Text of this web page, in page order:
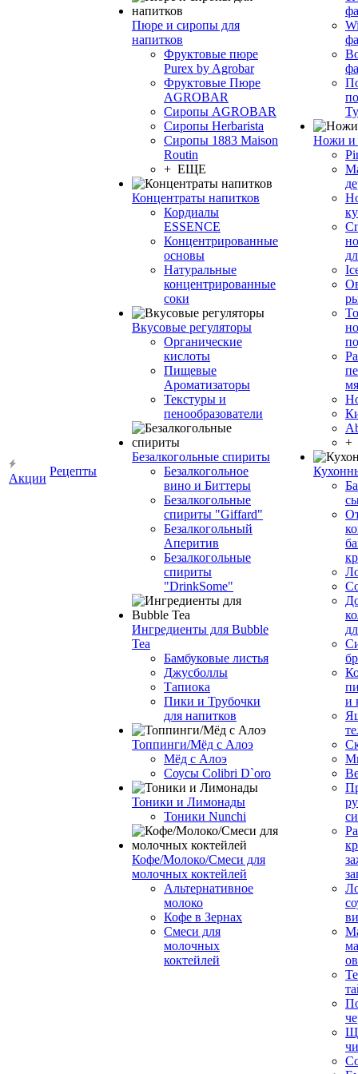
Акции
Рецепты
Пюре и сиропы для
напитков
Фруктовые пюре
Purex by Agrobar
Фруктовые Пюре
AGROBAR
Сиропы AGROBAR
Сиропы Herbarista
Сиропы 1883 Maison
Routin
+ ЕЩЕ
Концентраты напитков
Кордиалы
ESSENCE
Концентрированные
основы
Натуральные
концентрированные
соки
Вкусовые регуляторы
Органические
кислоты
Пищевые
Ароматизаторы
Текстуры и
пенообразователи
Безалкогольные спириты
Безалкогольное
вино и Биттеры
Безалкогольные
спириты "Giffard"
Безалкогольный
Аперитив
Безалкогольные
спириты
"DrinkSome"
Ингредиенты для Bubble
Tea
Бамбуковые листья
Джусболлы
Тапиока
Пики и Трубочки
для напитков
Топпинги/Мёд с Алоэ
Мёд с Алоэ
Соусы Colibri D`oro
Тоники и Лимонады
Тоники Nunchi
Кофе/Молоко/Смеси для
молочных коктейлей
Альтернативное
молоко
Кофе в Зернах
Смеси для
молочных
коктейлей
Ножи и
+
и